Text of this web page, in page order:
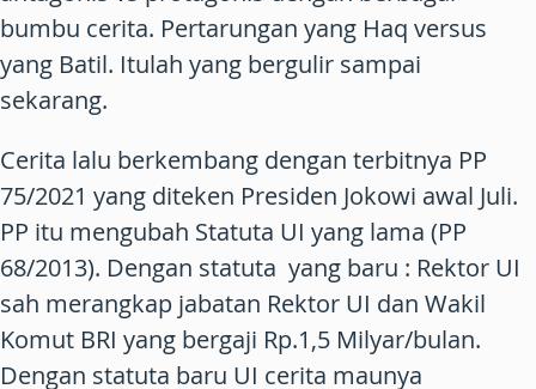
bumbu cerita. Pertarungan yang Haq versus
yang Batil. Itulah yang bergulir sampai
sekarang.
Cerita lalu berkembang dengan terbitnya PP
75/2021 yang diteken Presiden Jokowi awal Juli.
PP itu mengubah Statuta UI yang lama (PP
68/2013). Dengan statuta yang baru : Rektor UI
sah merangkap jabatan Rektor UI dan Wakil
Komut BRI yang bergaji Rp.1,5 Milyar/bulan.
Dengan statuta baru UI cerita maunya